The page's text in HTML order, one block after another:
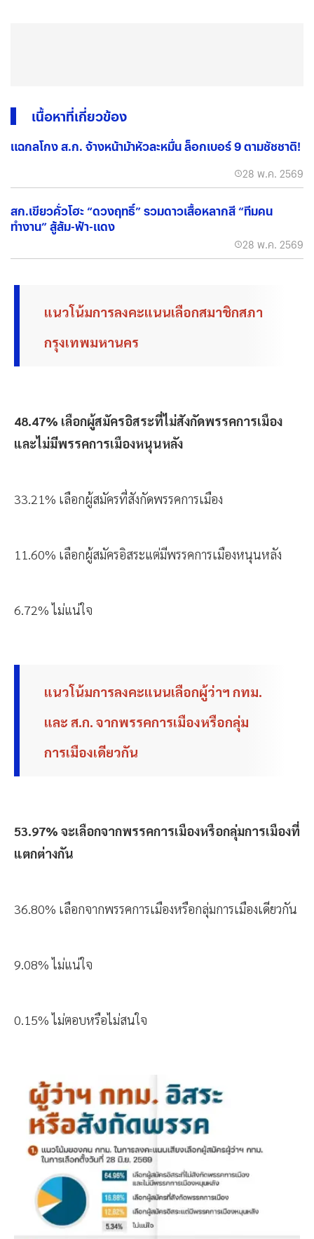
เนื้อหาที่เกี่ยวข้อง
แฉกลโกง ส.ก. จ้างหน้าม้าหัวละหมื่น ล็อกเบอร์ 9 ตามชัชชาติ!
28 พ.ค. 2569
สก.เขียวคั่วโฮะ “ดวงฤทธิ์” รวมดาวเสื้อหลากสี “ทีมคน
ทำงาน” สู้ส้ม-ฟ้า-แดง
28 พ.ค. 2569
แนวโน้มการลงคะแนนเลือกสมาชิกสภา
กรุงเทพมหานคร
48.47% เลือกผู้สมัครอิสระที่ไม่สังกัดพรรคการเมือง
และไม่มีพรรคการเมืองหนุนหลัง
33.21% เลือกผู้สมัครที่สังกัดพรรคการเมือง
11.60% เลือกผู้สมัครอิสระแต่มีพรรคการเมืองหนุนหลัง
6.72% ไม่แน่ใจ
แนวโน้มการลงคะแนนเลือกผู้ว่าฯ กทม.
และ ส.ก. จากพรรคการเมืองหรือกลุ่ม
การเมืองเดียวกัน
53.97% จะเลือกจากพรรคการเมืองหรือกลุ่มการเมืองที่
แตกต่างกัน
36.80% เลือกจากพรรคการเมืองหรือกลุ่มการเมืองเดียวกัน
9.08% ไม่แน่ใจ
0.15% ไม่ตอบหรือไม่สนใจ